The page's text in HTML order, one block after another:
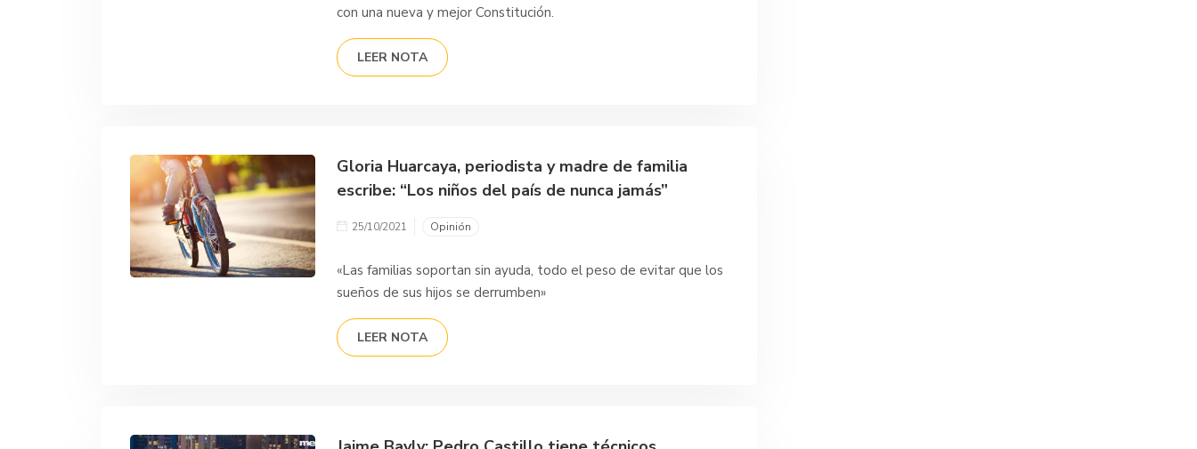
con una nueva y mejor Constitución.
LEER NOTA
Gloria Huarcaya, periodista y madre de familia
escribe: “Los niños del país de nunca jamás”
25/10/2021 Opinión
«Las familias soportan sin ayuda, todo el peso de evitar que los
sueños de sus hijos se derrumben»
LEER NOTA